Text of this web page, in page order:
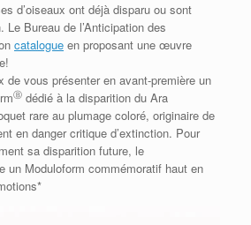
d’oiseaux ont déjà disparu ou sont
Le Bureau de l’Anticipation des
catalogue en proposant une œuvre
de vous présenter en avant-première un
Ⓑ dédié à la disparition du Ara
rare au plumage coloré, originaire de
en danger critique d’extinction. Pour
sa disparition future, le
un Moduloform commémoratif haut en